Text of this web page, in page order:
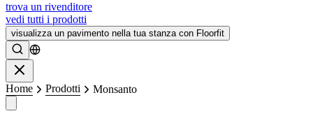
trova un rivenditore
vedi tutti i prodotti
visualizza un pavimento nella tua stanza con Floorfit
Ricerca
Home Prodotti Monsanto